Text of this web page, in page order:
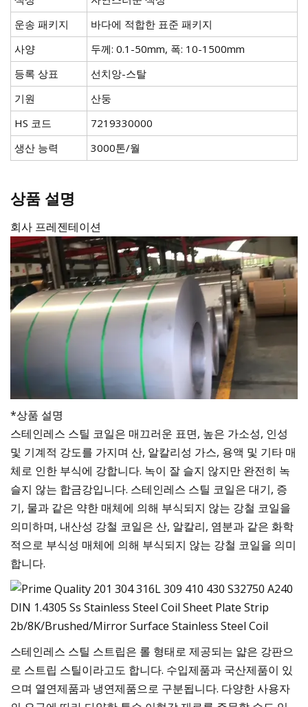
운송 패키지
바다에 적합한 표준 패키지
사양
두께: 0.1-50mm, 폭: 10-1500mm
등록 상표
선치앙-스탈
기원
산둥
HS 코드
7219330000
생산 능력
3000톤/월
상품 설명
회사 프레젠테이션
*상품 설명
스테인레스 스틸 코일은 매끄러운 표면, 높은 가소성, 인성
및 기계적 강도를 가지며 산, 알칼리성 가스, 용액 및 기타 매
체로 인한 부식에 강합니다. 녹이 잘 슬지 않지만 완전히 녹
슬지 않는 합금강입니다. 스테인레스 스틸 코일은 대기, 증
기, 물과 같은 약한 매체에 의해 부식되지 않는 강철 코일을
의미하며, 내산성 강철 코일은 산, 알칼리, 염분과 같은 화학
적으로 부식성 매체에 의해 부식되지 않는 강철 코일을 의미
합니다.
스테인레스 스틸 스트립은 롤 형태로 제공되는 얇은 강판으
로 스트립 스틸이라고도 합니다. 수입제품과 국산제품이 있
으며 열연제품과 냉연제품으로 구분됩니다. 다양한 사용자